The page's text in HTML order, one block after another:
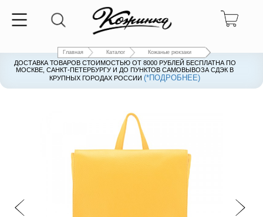
Главная Каталог Кожаные рюкзаки
ДОСТАВКА ТОВАРОВ СТОИМОСТЬЮ ОТ 8000 РУБЛЕЙ БЕСПЛАТНА ПО
МОСКВЕ, САНКТ-ПЕТЕРБУРГУ И ДО ПУНКТОВ САМОВЫВОЗА СДЭК В
КРУПНЫХ ГОРОДАХ РОССИИ(*ПОДРОБНЕЕ)
ДОСТАВКА ТОВАРОВ СТОИМОСТЬЮ ОТ 8000 РУБЛЕЙ БЕСПЛАТНА ПО
МОСКВЕ, САНКТ-ПЕТЕРБУРГУ И ДО ПУНКТОВ САМОВЫВОЗА СДЭК В
КРУПНЫХ ГОРОДАХ РОССИИ(*ПОДРОБНЕЕ)